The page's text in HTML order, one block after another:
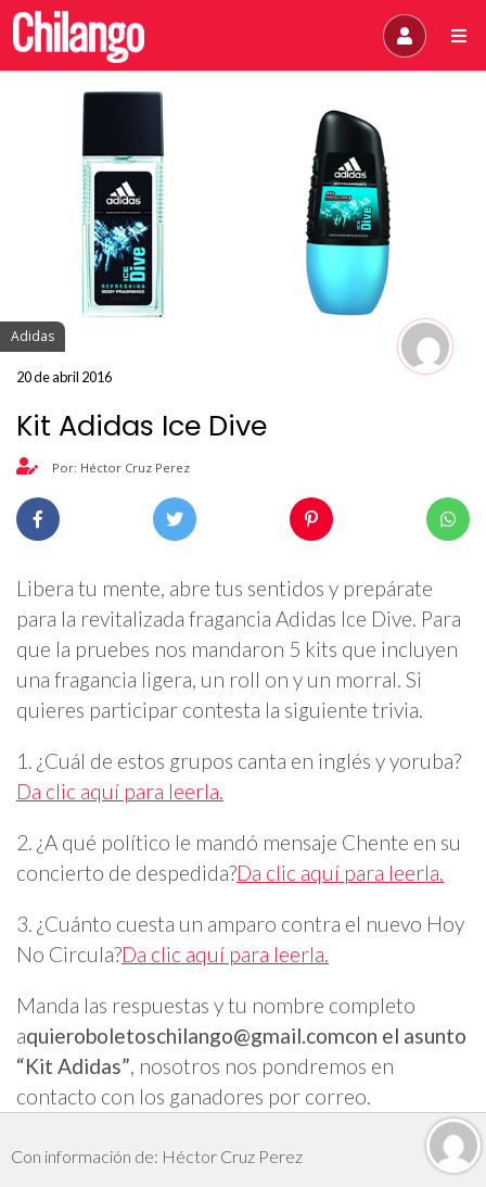
Adidas
20 de abril 2016
Kit Adidas Ice Dive
Por: Héctor Cruz Perez
Libera tu mente, abre tus sentidos y prepárate
para la revitalizada fragancia Adidas Ice Dive. Para
que la pruebes nos mandaron 5 kits que incluyen
una fragancia ligera, un roll on y un morral. Si
quieres participar contesta la siguiente trivia.
1. ¿Cuál de estos grupos canta en inglés y yoruba?
Da clic aquí para leerla.
2. ¿A qué político le mandó mensaje Chente en su
concierto de despedida?Da clic aquí para leerla.
3. ¿Cuánto cuesta un amparo contra el nuevo Hoy
No Circula?Da clic aquí para leerla.
Manda las respuestas y tu nombre completo
aquieroboletoschilango@gmail.comcon el asunto
“Kit Adidas”, nosotros nos pondremos en
contacto con los ganadores por correo.
Con información de: Héctor Cruz Perez